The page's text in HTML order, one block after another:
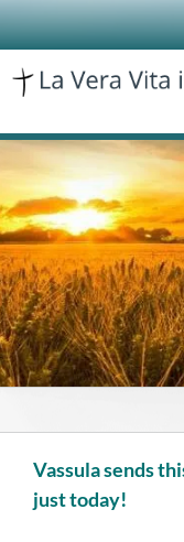
Skip
to
content
Vassula sends
just today!